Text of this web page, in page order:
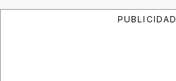
PUBLICIDAD